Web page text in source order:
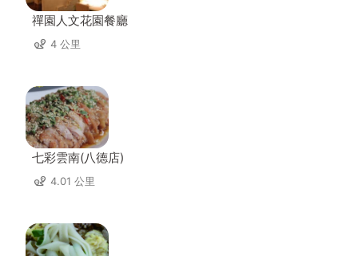
禪園人文花園餐廳
4 公里
七彩雲南(八德店)
4.01 公里